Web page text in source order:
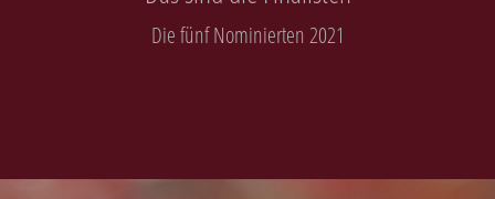
Die fünf Nominierten 2021